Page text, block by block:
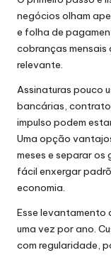
negócios olham
e folha de
cobranças mensais
relevante.
Assinaturas pouco
bancárias,
impulso podem
Uma opção
meses e separar
fácil enxergar
economia.
Esse levantamento
uma vez por ano.
com regularidade,